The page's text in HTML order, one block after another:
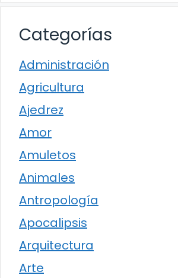
Categorías
Administración
Agricultura
Ajedrez
Amor
Amuletos
Animales
Antropología
Apocalipsis
Arquitectura
Arte